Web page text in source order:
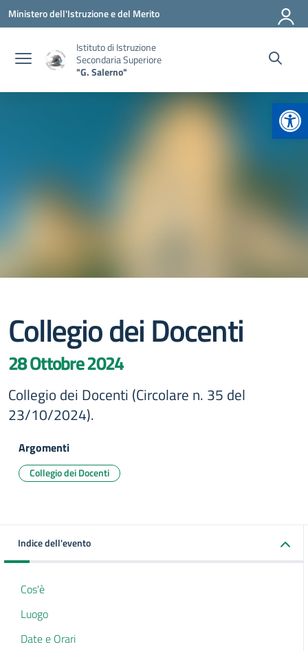
Vai ai contenuti
Vai al menu di navigazione
Vai al footer
Ministero dell'Istruzione e del Merito
Istituto di Istruzione
Secondaria Superiore
"G. Salerno"
Collegio dei Docenti
28 Ottobre 2024
Collegio dei Docenti (Circolare n. 35 del
23/10/2024).
Argomenti
Collegio dei Docenti
Indice dell'evento
Cos'è
Luogo
Date e Orari